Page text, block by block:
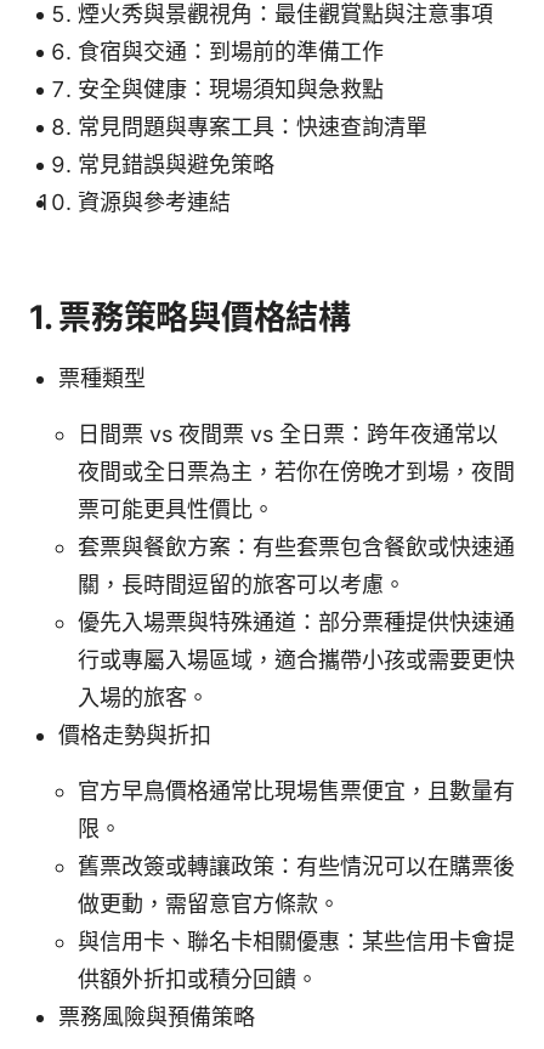
煙火秀與景觀視角：最佳觀賞點與注意事項
食宿與交通：到場前的準備工作
安全與健康：現場須知與急救點
常見問題與專案工具：快速查詢清單
常見錯誤與避免策略
資源與參考連結
1. 票務策略與價格結構
票種類型
日間票 vs 夜間票 vs 全日票：跨年夜通常以
夜間或全日票為主，若你在傍晚才到場，夜間
票可能更具性價比。
套票與餐飲方案：有些套票包含餐飲或快速通
關，長時間逗留的旅客可以考慮。
優先入場票與特殊通道：部分票種提供快速通
行或專屬入場區域，適合攜帶小孩或需要更快
入場的旅客。
價格走勢與折扣
官方早鳥價格通常比現場售票便宜，且數量有
限。
舊票改簽或轉讓政策：有些情況可以在購票後
做更動，需留意官方條款。
與信用卡、聯名卡相關優惠：某些信用卡會提
供額外折扣或積分回饋。
票務風險與預備策略